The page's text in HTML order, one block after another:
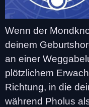
Wenn der
deinem
an einer
plötzlichem
Richtung, in die
während Pholus